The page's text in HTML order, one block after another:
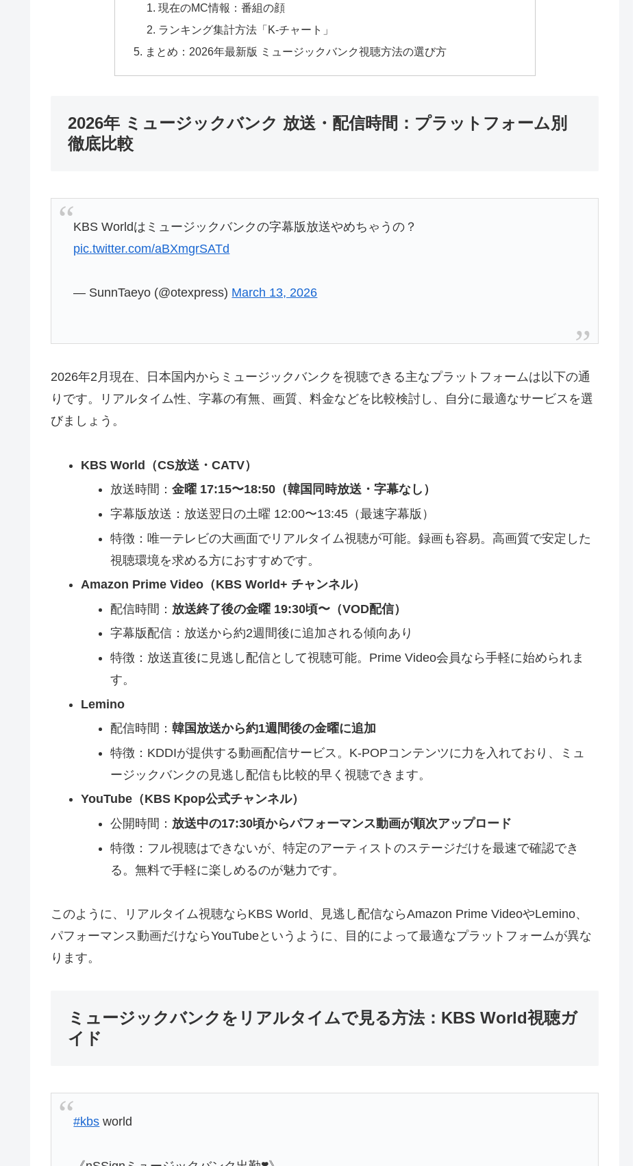
現在のMC情報：番組の顔
ランキング集計方法「K-チャート」
まとめ：2026年最新版 ミュージックバンク視聴方法の選び方
2026年 ミュージックバンク 放送・配信時間：プラットフォーム別
徹底比較
KBS Worldはミュージックバンクの字幕版放送やめちゃうの？
pic.twitter.com/aBXmgrSATd
— SunnTaeyo (@otexpress) March 13, 2026
2026年2月現在、日本国内からミュージックバンクを視聴できる主なプラットフォームは以下の通
りです。リアルタイム性、字幕の有無、画質、料金などを比較検討し、自分に最適なサービスを選
びましょう。
KBS World（CS放送・CATV）
放送時間：金曜 17:15〜18:50（韓国同時放送・字幕なし）
字幕版放送：放送翌日の土曜 12:00〜13:45（最速字幕版）
特徴：唯一テレビの大画面でリアルタイム視聴が可能。録画も容易。高画質で安定した
視聴環境を求める方におすすめです。
Amazon Prime Video（KBS World+ チャンネル）
配信時間： 放送終了後の金曜 19:30頃〜（VOD配信）
字幕版配信：放送から約2週間後に追加される傾向あり
特徴：放送直後に見逃し配信として視聴可能。Prime Video会員なら手軽に始められま
す。
Lemino
配信時間：韓国放送から約1週間後の金曜に追加
特徴：KDDIが提供する動画配信サービス。K-POPコンテンツに力を入れており、ミュ
ージックバンクの見逃し配信も比較的早く視聴できます。
YouTube（KBS Kpop公式チャンネル）
公開時間： 放送中の17:30頃からパフォーマンス動画が順次アップロード
特徴：フル視聴はできないが、特定のアーティストのステージだけを最速で確認でき
る。無料で手軽に楽しめるのが魅力です。
このように、リアルタイム視聴ならKBS World、見逃し配信ならAmazon Prime VideoやLemino、
パフォーマンス動画だけならYouTubeというように、目的によって最適なプラットフォームが異な
ります。
ミュージックバンクをリアルタイムで見る方法：KBS World視聴ガ
イド
#kbs world